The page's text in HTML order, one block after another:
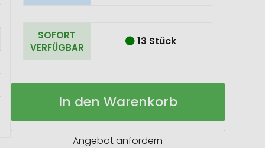
SOFORT
VERFÜGBAR
13 Stück
MATIC
Auf
In den Warenkorb
Angebot anfordern